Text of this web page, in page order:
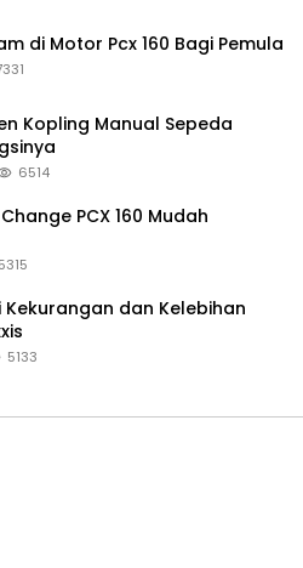
di Motor Pcx 160 Bagi Pemula
Kopling Manual Sepeda
6514
PCX 160 Mudah
5315
Kekurangan dan Kelebihan
5133